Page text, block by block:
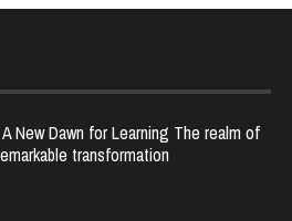
New Dawn for Learning The realm of
transformation